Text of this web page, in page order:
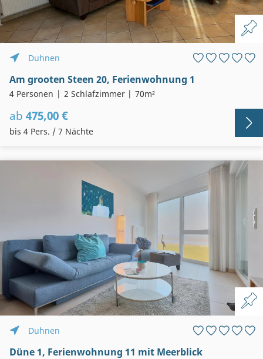
Duhnen
Am grooten Steen 20, Ferienwohnung 1
4 Personen 2 Schlafzimmer 70m²
ab 475,00 €
bis 4 Pers. / 7 Nächte
Duhnen
Düne 1, Ferienwohnung 11 mit Meerblick